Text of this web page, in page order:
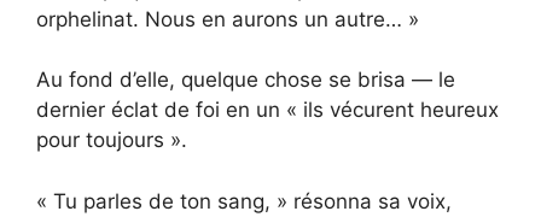
orphelinat. Nous en aurons un autre… »
Au fond d’elle, quelque chose se brisa — le
dernier éclat de foi en un « ils vécurent heureux
pour toujours ».
« Tu parles de ton sang, » résonna sa voix,